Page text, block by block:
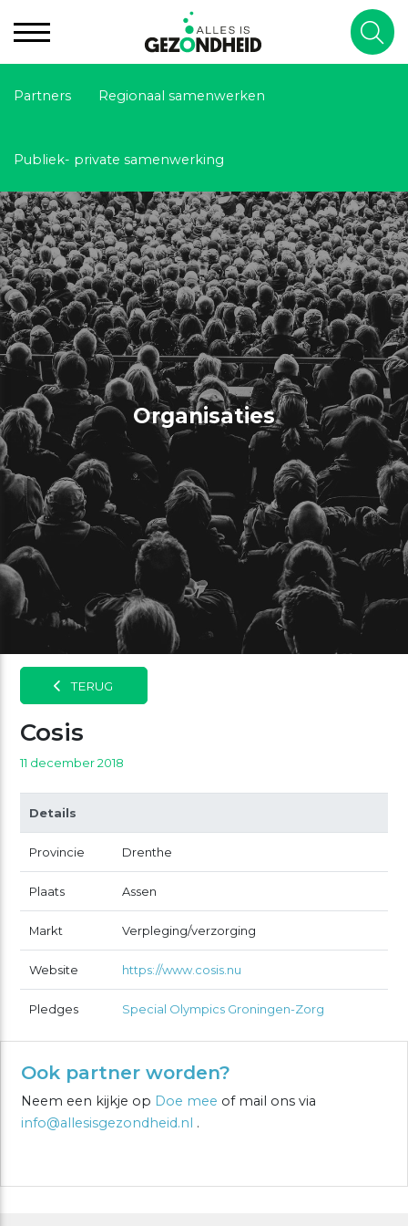
Partners Regionaal samenwerken
Publiek- private samenwerking
Organisaties
TERUG
Cosis
11 december 2018
Details
Provincie Drenthe
Plaats Assen
Markt Verpleging/verzorging
Website https://www.cosis.nu
Pledges Special Olympics Groningen-Zorg
Ook partner worden?
Neem een kijkje op Doe mee of mail ons via
info@allesisgezondheid.nl .